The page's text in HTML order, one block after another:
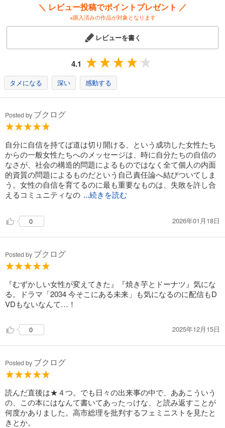
ブレイディみかこ
ライター・コラムニスト。1996年より英国在住。2017年、『子どもたち
の階級闘争 ブロークン・ブリテンの無料託児所から』（みすず書房）で
第16回新潮ドキュメント賞受賞。'19年、『ぼくはイエローでホワイト
で、ちょっとブルー』（新潮社）で第73回毎日出版文化賞特別賞受賞、
第２回本屋大賞 ノンフィクション本大賞などを受賞。小説作品に『私労
（ポプラ社）、『リスペクト――Ｒ・Ｅ・Ｓ・Ｐ・Ｅ・Ｃ・Ｔ』（筑摩
書房）などがある。近著には『地べたから考える――世界はそこだけじ
＼ レビュー投稿でポイントプレゼント ／
※購入済みの作品が対象となります
レビューを書く
4.1
タメになる 深い 感動する
Posted by ブクログ
自分に自信を持てば道は切り開ける、という成功した女性たち
からの一般女性たちへのメッセージは、時に自分たちの自信の
なさが、社会の構造的問題によるものではなく全て個人の内面
的資質の問題によるものだという自己責任論へ結びついてしま
う。女性の自信を育てるのに最も重要なものは、失敗を許し合
えるコミュニティなの ...続きを読む
0 2026年01月18日
Posted by ブクログ
『むずかしい女性が変えてきた』『焼き芋とドーナツ』気にな
る。ドラマ「2034 今そこにある未来」も気になるのに配信もD
VDもないなんて…！
0 2025年12月15日
Posted by ブクログ
読んだ直後は★４つ。でも日々の出来事の中で、ああこういう
の、この本にはなんて書いてあったっけな、と読み返すことが
何度かありました。高市総理を批判するフェミニストを見たと
きとか。